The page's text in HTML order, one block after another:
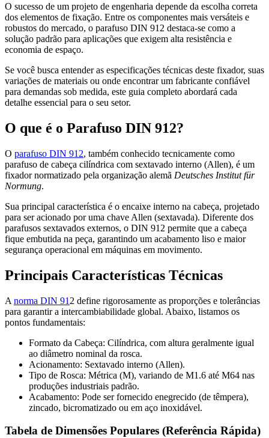
O sucesso de um projeto de engenharia depende da escolha correta
dos elementos de fixação. Entre os componentes mais versáteis e
robustos do mercado, o parafuso DIN 912 destaca-se como a
solução padrão para aplicações que exigem alta resistência e
economia de espaço.
Se você busca entender as especificações técnicas deste fixador, suas
variações de materiais ou onde encontrar um fabricante confiável
para demandas sob medida, este guia completo abordará cada
detalhe essencial para o seu setor.
O que é o Parafuso DIN 912?
O parafuso DIN 912, também conhecido tecnicamente como
parafuso de cabeça cilíndrica com sextavado interno (Allen), é um
fixador normatizado pela organização alemã Deutsches Institut für
Normung.
Sua principal característica é o encaixe interno na cabeça, projetado
para ser acionado por uma chave Allen (sextavada). Diferente dos
parafusos sextavados externos, o DIN 912 permite que a cabeça
fique embutida na peça, garantindo um acabamento liso e maior
segurança operacional em máquinas em movimento.
Principais Características Técnicas
A norma DIN 91 2 define rigorosamente as proporções e tolerâncias
para garantir a intercambiabilidade global. Abaixo, listamos os
pontos fundamentais:
Formato da Cabeça: Cilíndrica, com altura geralmente igual
ao diâmetro nominal da rosca.
Acionamento: Sextavado interno (Allen).
Tipo de Rosca: Métrica (M), variando de M1.6 até M64 nas
produções industriais padrão.
Acabamento: Pode ser fornecido enegrecido (de têmpera),
zincado, bicromatizado ou em aço inoxidável.
Tabela de Dimensões Populares (Referência Rápida)